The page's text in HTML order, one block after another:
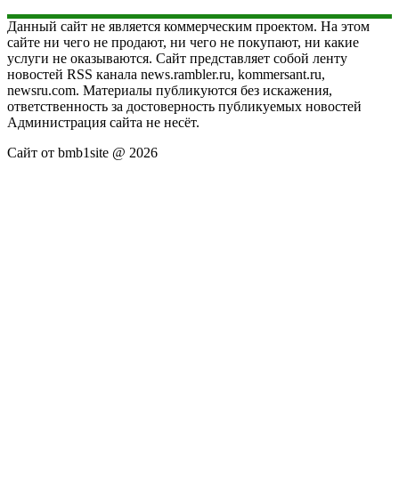
Данный сайт не является коммерческим проектом. На этом
сайте ни чего не продают, ни чего не покупают, ни какие
услуги не оказываются. Сайт представляет собой ленту
новостей RSS канала news.rambler.ru, kommersant.ru,
newsru.com. Материалы публикуются без искажения,
ответственность за достоверность публикуемых новостей
Администрация сайта не несёт.
Сайт от bmb1site @ 2026